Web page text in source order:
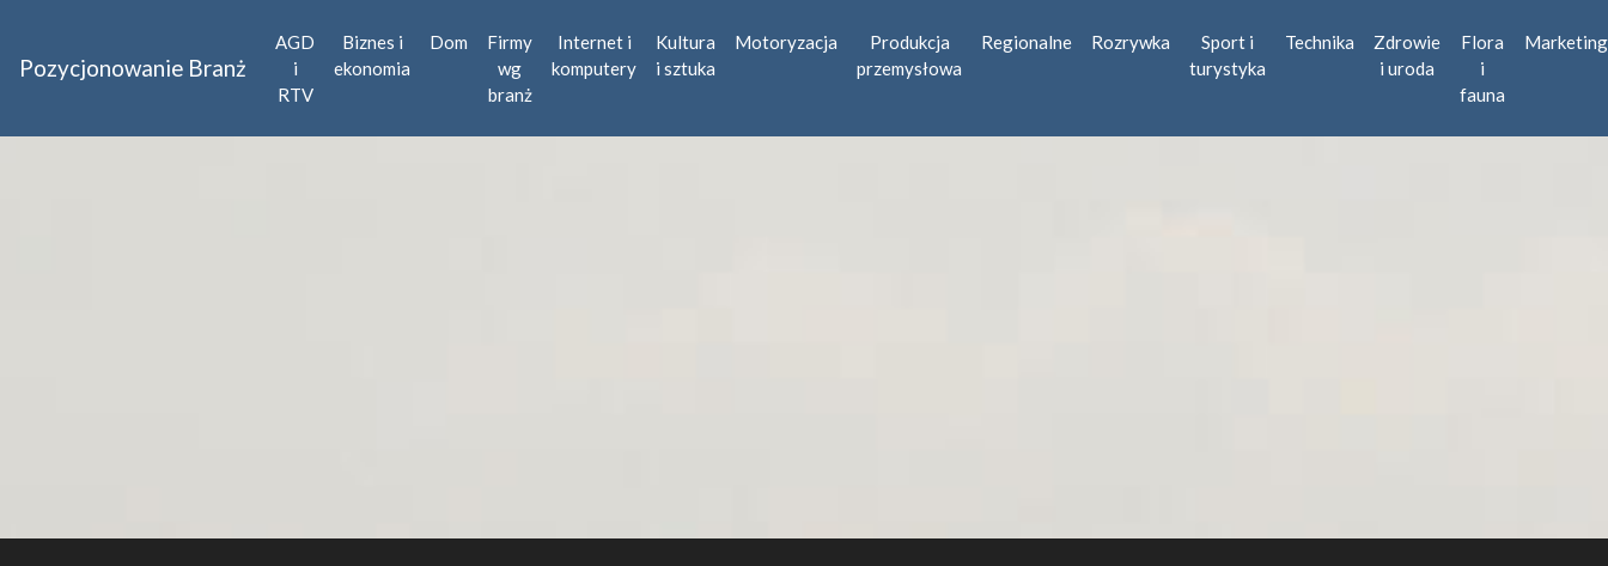
Pozycjonowanie Branż
AGD
i
RTV
Biznes i
ekonomia
Dom
Firmy
wg
branż
Internet i
komputery
Kultura
i sztuka
Motoryzacja
Produkcja
przemysłowa
Regionalne Rozrywka
Sport i
turystyka
Technika
Zdrowie
i uroda
Flora
i
fauna
Marketing